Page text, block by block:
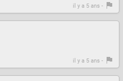
il y a 5 ans -
il y a 5 ans -